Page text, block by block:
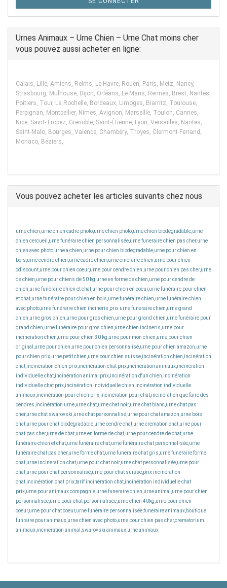
Urnes Animaux – Urne Chien – Urne Chat moins cher
vous pouvez aussi acheter en ligne:
Calais, Lille, Amiens, Reims, Le Havre, Rouen, Paris, Metz, Nancy,
Strasbourg, Mulhouse, Dijon, Orléans, Le Mans, Rennes, Brest, Nantes,
Poitiers, Tour, La Rochelle, Bordeaux, Limoges, Biarritz, Toulouse,
Perpignan, Montpellier, Nîmes, Avignon, Marseille, Toulon, Cannes,
Nice, Saint-Tropez, Grenoble, Saint-Étienne, Lyon, Versailles, Nantes,
Saint-Malo, Bourges, Valence, Chambéry, Troyes, Clermont-Ferrand,
Monaco, Béziers,
Vous pouvez acheter les articles suivants chez nous
urne chien,urne chien cadre photo,urne chien photo,urne chien biodegradable,urne
chien cercueil,urne funéraire chien personnalisée,urne funeraire chien pas cher,urne
chien avec photo,urne a chien,urne pour chien biodegradable,urne pour chien en
bois,urne cendre chien,urne cadre chien,urne cinéraire chien,urne pour chien
cdiscount,urne pour chien coeur,urne pour cendre chien,urne pour chien pas cher,urne
de chien,urne pour chiens de 50 kg,urne en forme de chien,urne pour cendre de
chien,urne funéraire chien et chat,urne pour chien en coeur,urne funéraire pour chien
et chat,urne funéraire pour chien en bois,urne funéraire chien,urne funéraire chien
avec photo,urne funéraire chien incineris,prix urne funeraire chien,urne grand
chien,urne gros chien,urne pour gros chien,urne pour grand chien,urne funéraire pour
grand chien,urne funéraire pour gros chien,urne chien incineris,urne pour
incineration chien,urne pour chien 30 kg,urne pour mon chien,urne pour chien
original,urne pour chien,urne pour chien personnalisé,urne pour chien amazon,urne
pour chien prix,urne petit chien,urne pour chien suisse,incinération chien,incinération
chat,incinération chien prix,incinération chat prix,incinération animaux,incinération
individuelle chat,incinération animal prix,incinération d'un chien,incinération
individuelle chat prix,incinération individuelle chien,incinération individuelle
animaux,incinération pour chien prix,incinération pour chat,incinération que faire des
cendres,incinération urne,urne chat,urne chat noir,urne chat blanc,urne chat pas
cher,urne chat swarovski,urne chat personnalisé,urne pour chat amazon,urne bois
chat,urne pour chat biodegradable,urne cendre chat,urne cremation chat,urne pour
chat pas cher,urne de chat,urne en forme de chat,urne pour cendre de chat,urne
funéraire chien et chat,urne funéraire chat,urne funéraire chat personnalisée,urne
funéraire chat pas cher,urne forme chat,urne funeraire chat gris,urne funeraire forme
chat,urne incineration chat,urne pour chat noir,urne chat personnalisée,urne pour
chat,urne pour chat personnalisé,urne pour chat suisse,prix incinération
chat,incinération chat prix,tarif incinération chat,incinération individuelle chat
prix,urne pour animaux compagnie,urne funeraire chien,urne animal,urne pour chien
personnalisée,urne pour chat personnalisée,urne chien 40kg,urne pour chien
coeur,urne pour chat coeur,urne funéraire personnalisée,funeraire animaux,boutique
funraire pour animaux,urne chien avec photo,urne pour chien pas cher,crematorium
animaux,incineration animal,swarovski animaux,urne animaux